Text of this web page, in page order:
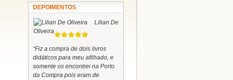
DEPOIMENTOS
Lilian De
Oliveira
“Fiz a compra de dois livros
didáticos para meu afilhado, e
somente os encontrei na Porto
da Compra pois eram de